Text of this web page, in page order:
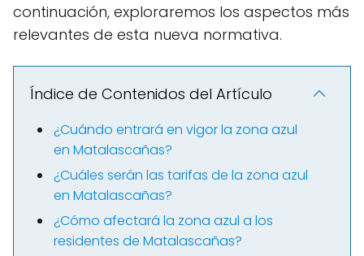
continuación, exploraremos los aspectos más
relevantes de esta nueva normativa.
Índice de Contenidos del Artículo
¿Cuándo entrará en vigor la zona azul
en Matalascañas?
¿Cuáles serán las tarifas de la zona azul
en Matalascañas?
¿Cómo afectará la zona azul a los
residentes de Matalascañas?